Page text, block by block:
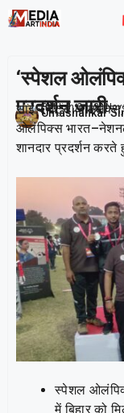
‘स्पेशल
प्रदर्शन जारी
Umashankar
Publish On: 22
साई स्पोर्ट्स
ओलंपिक्स
शानदार प्रदर्शन
स्पेशल
में बिहार को